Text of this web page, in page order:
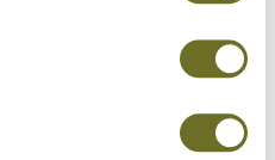
Muskel bzw. einer
. Der
Bandscheibe, die
den typischen